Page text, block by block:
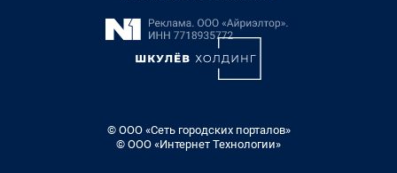
© ООО «Сеть городских порталов»
© ООО «Интернет Технологии»